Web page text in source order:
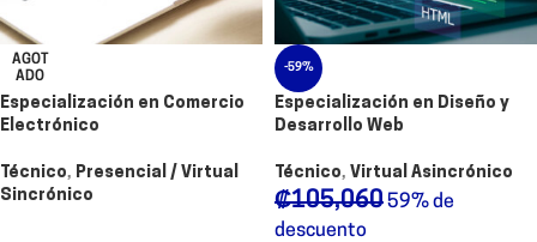
AGOT
ADO
Especialización en Comercio
Electrónico
Técnico, Presencial / Virtual
Sincrónico
-59%
Especialización en Diseño y
Desarrollo Web
Técnico, Virtual Asincrónico
₡105,06059% de
descuento